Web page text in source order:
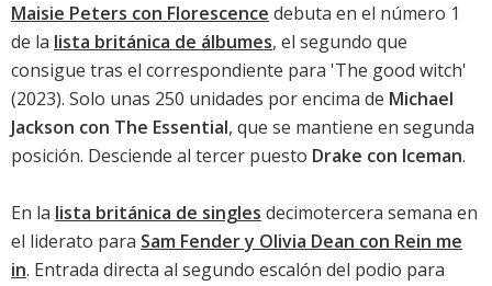
Maisie Peters con Florescence debuta en el número 1
de la lista británica de álbumes, el segundo que
consigue tras el correspondiente para 'The good witch'
(2023). Solo unas 250 unidades por encima de Michael
Jackson con The Essential, que se mantiene en segunda
posición. Desciende al tercer puesto Drake con Iceman.
En la lista británica de singles decimotercera semana en
el liderato para Sam Fender y Olivia Dean con Rein me
in. Entrada directa al segundo escalón del podio para